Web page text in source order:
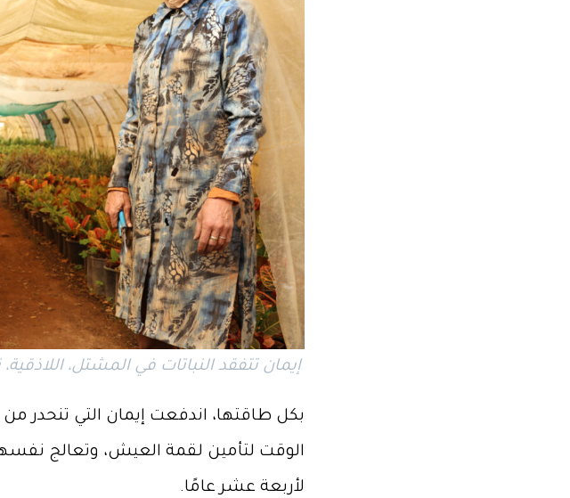
إيمان تتفقد النباتات في المشتل، اللاذقية، نيسان 2025- تصوير:
بكل طاقتها، اندفعت إيمان التي تنحدر من
الوقت لتأمين لقمة العيش، وتعالج
لأربعة عشر عامًا.